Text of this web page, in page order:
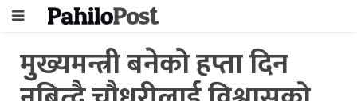
मुख्यमन्त्री बनेको हप्ता दिन